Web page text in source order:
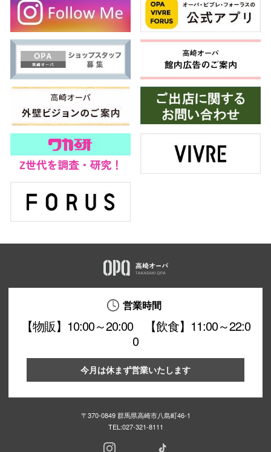
営業時間
【物販】10:00～20:00 【飲食】11:00～22:0
0
今月は休まず営業いたします
〒370-0849 群馬県高崎市八島町46-1
TEL:027-321-8111